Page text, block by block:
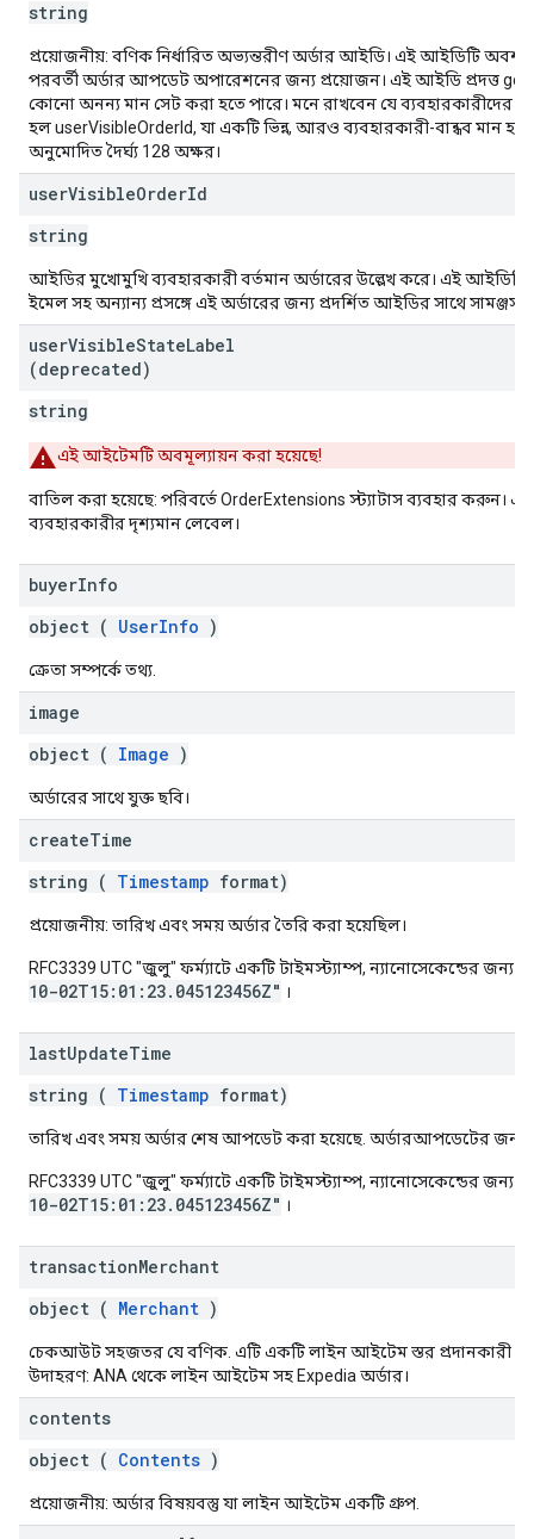
string
প্রয়োজনীয়: বণিক নির্ধারিত অভ্যন্তরীণ অর্ডার আইডি। এই আইডিটি
পরবর্তী অর্ডার আপডেট অপারেশনের জন্য প্রয়োজন। এই আইডি প্রদত্ত
কোনো অনন্য মান সেট করা হতে পারে। মনে রাখবেন যে ব্যবহারকারীদের
হল userVisibleOrderId, যা একটি ভিন্ন, আরও ব্যবহারকারী-বান্ধব মান হতে
অনুমোদিত দৈর্ঘ্য 128 অক্ষর।
userVisibleOrderId
string
আইডির মুখোমুখি ব্যবহারকারী বর্তমান অর্ডারের উল্লেখ করে। এই
ইমেল সহ অন্যান্য প্রসঙ্গে এই অর্ডারের জন্য প্রদর্শিত আইডির সাথে
userVisibleStateLabel
(deprecated)
string
এই আইটেমটি অবমূল্যায়ন করা হয়েছে!
বাতিল করা হয়েছে: পরিবর্তে OrderExtensions স্ট্যাটাস ব্যবহার করুন।
ব্যবহারকারীর দৃশ্যমান লেবেল।
buyerInfo
object ( UserInfo )
ক্রেতা সম্পর্কে তথ্য.
image
object ( Image )
অর্ডারের সাথে যুক্ত ছবি।
createTime
string ( Timestamp format)
প্রয়োজনীয়: তারিখ এবং সময় অর্ডার তৈরি করা হয়েছিল।
RFC3339 UTC "জুলু" ফর্ম্যাটে একটি টাইমস্ট্যাম্প, ন্যানোসেকেন্ডের জন্য
10-02T15:01:23.045123456Z" ।
lastUpdateTime
string ( Timestamp format)
তারিখ এবং সময় অর্ডার শেষ আপডেট করা হয়েছে. অর্ডারআপডেটের জন্য
RFC3339 UTC "জুলু" ফর্ম্যাটে একটি টাইমস্ট্যাম্প, ন্যানোসেকেন্ডের জন্য
10-02T15:01:23.045123456Z" ।
transactionMerchant
object ( Merchant )
চেকআউট সহজতর যে বণিক. এটি একটি লাইন আইটেম স্তর প্রদানকারী
উদাহরণ: ANA থেকে লাইন আইটেম সহ Expedia অর্ডার।
contents
object ( Contents )
প্রয়োজনীয়: অর্ডার বিষয়বস্তু যা লাইন আইটেম একটি গ্রুপ.